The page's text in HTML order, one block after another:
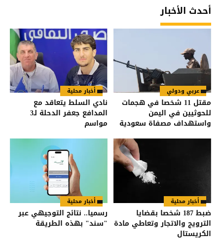
أحدث الأخبار
عربي ودولي
مقتل 11 شخصا في هجمات
للحوثيين في اليمن
واستهداف مصفاة سعودية
أخبار محلية
نادي السلط يتعاقد مع
المدافع جعفر الدحلة لـ3
مواسم
أخبار محلية
ضبط 187 شخصا بقضايا
الترويج والاتجار وتعاطي مادة
الكريستال
أخبار محلية
رسميا.. نتائج التوجيهي عبر
"سند" بهذه الطريقة